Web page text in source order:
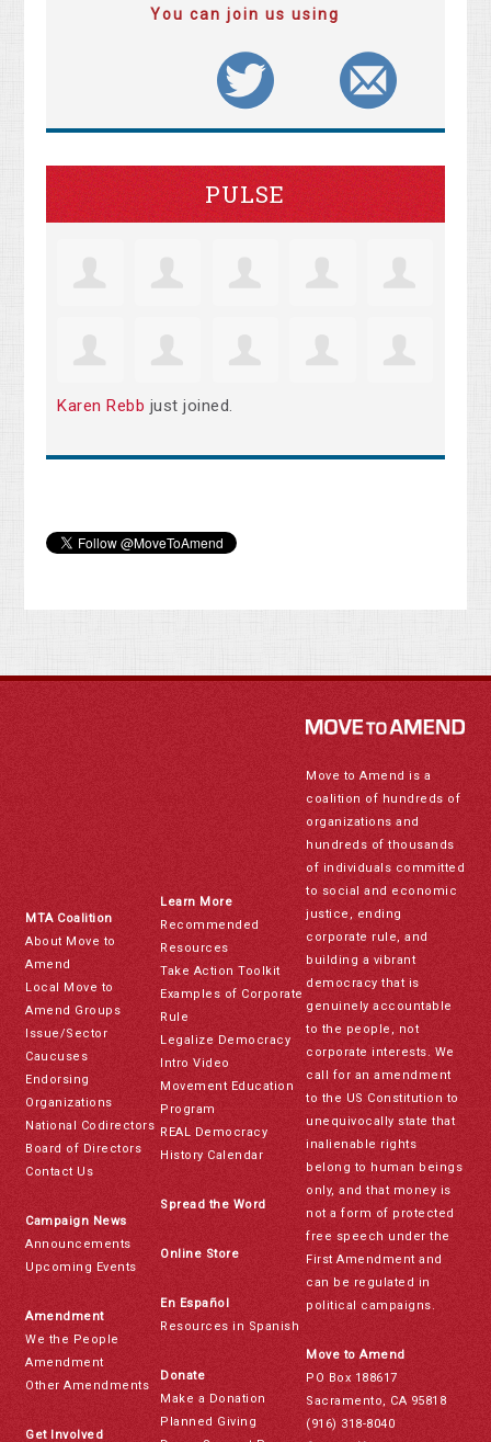
You can join us using
PULSE
Karen Rebb just joined.
MTA Coalition
About Move to
Amend
Local Move to
Amend Groups
Issue/Sector
Caucuses
Endorsing
Organizations
National Codirectors
Board of Directors
Contact Us
Campaign News
Announcements
Upcoming Events
Amendment
We the People
Amendment
Other Amendments
Get Involved
Learn More
Recommended
Resources
Take Action Toolkit
Examples of Corporate
Rule
Legalize Democracy
Intro Video
Movement Education
Program
REAL Democracy
History Calendar
Spread the Word
Online Store
En Español
Resources in Spanish
Donate
Make a Donation
Planned Giving
Move to Amend is a
coalition of hundreds of
organizations and
hundreds of thousands
of individuals committed
to social and economic
justice, ending
corporate rule, and
building a vibrant
democracy that is
genuinely accountable
to the people, not
corporate interests. We
call for an amendment
to the US Constitution to
unequivocally state that
inalienable rights
belong to human beings
only, and that money is
not a form of protected
free speech under the
First Amendment and
can be regulated in
political campaigns.
Move to Amend
PO Box 188617
Sacramento, CA 95818
(916) 318-8040